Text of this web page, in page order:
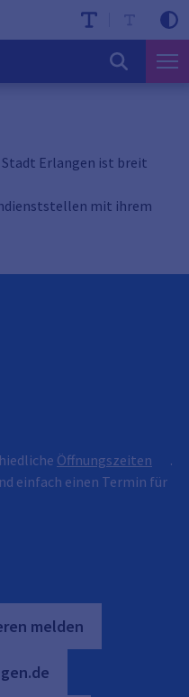
Erlangen ist breit
mit ihrem
Öffnungszeiten
.
einfach einen Termin für
melden